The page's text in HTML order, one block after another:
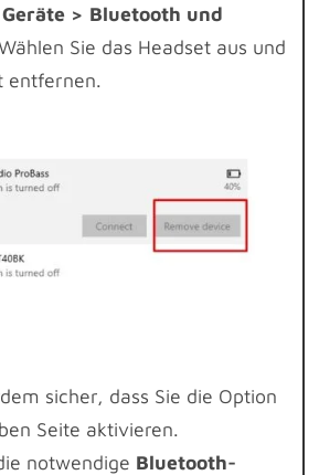
> Bluetooth und
Sie das Headset aus und
entfernen.
sicher, dass Sie die Option
Seite aktivieren.
notwendige Bluetooth-